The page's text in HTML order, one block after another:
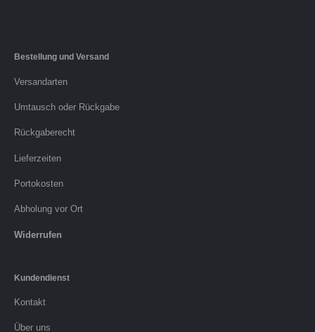
Bestellung und Versand
Versandarten
Umtausch oder Rückgabe
Rückgaberecht
Lieferzeiten
Portokosten
Abholung vor Ort
Widerrufen
Kundendienst
Kontakt
Über uns